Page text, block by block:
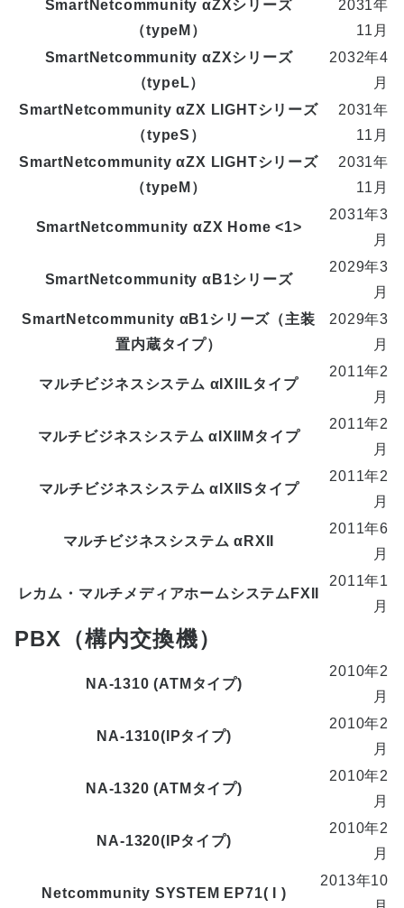
SmartNetcommunity αZXシリーズ
（typeM）
2031年
11月
SmartNetcommunity αZXシリーズ
（typeL）
2032年4
月
SmartNetcommunity αZX LIGHTシリーズ
（typeS）
2031年
11月
SmartNetcommunity αZX LIGHTシリーズ
（typeM）
2031年
11月
SmartNetcommunity αZX Home <1>
2031年3
月
SmartNetcommunity αB1シリーズ
2029年3
月
SmartNetcommunity αB1シリーズ（主装
置内蔵タイプ）
2029年3
月
マルチビジネスシステム αIXIILタイプ
2011年2
月
マルチビジネスシステム αIXIIMタイプ
2011年2
月
マルチビジネスシステム αIXIISタイプ
2011年2
月
マルチビジネスシステム αRXII
2011年6
月
レカム・マルチメディアホームシステムFXII
2011年1
月
PBX（構内交換機）
NA-1310 (ATMタイプ)
2010年2
月
NA-1310(IPタイプ)
2010年2
月
NA-1320 (ATMタイプ)
2010年2
月
NA-1320(IPタイプ)
2010年2
月
Netcommunity SYSTEM EP71( I )
2013年10